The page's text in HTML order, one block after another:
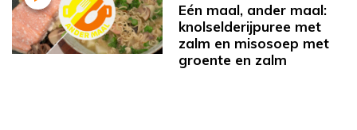
Eén maal, ander maal:
knolselderijpuree met
zalm en misosoep met
groente en zalm